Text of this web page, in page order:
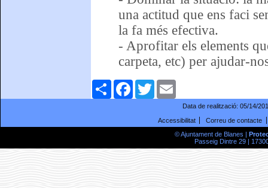
una actitud que ens faci
la fa més efectiva.
- Aprofitar els elements
carpeta, etc) per ajudar-
ComparteixFacebookTwitter
Data de realització: 05/14/
Accessibilitat
Correu de contacte
© Ajuntament de Blanes |
Passeig Dintre 29 |